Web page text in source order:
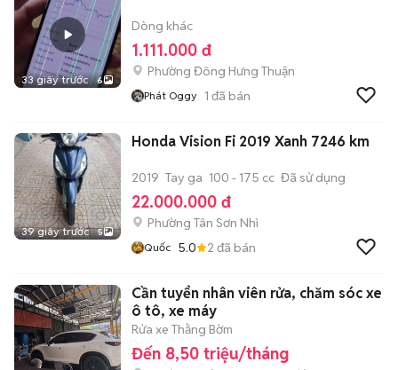
33 giây trước 6
Dòng khác
1.111.000 đ
Phường Đông Hưng Thuận
Phát Oggy 1 đã bán
39 giây trước 5
Honda Vision Fi 2019 Xanh 7246 km
2019 Tay ga 100 - 175 cc Đã sử dụng
22.000.000 đ
Phường Tân Sơn Nhì
Quốc 5.0 2 đã bán
Cần tuyển nhân viên rửa, chăm sóc xe
ô tô, xe máy
Rửa xe Thằng Bờm
Đến 8,50 triệu/tháng